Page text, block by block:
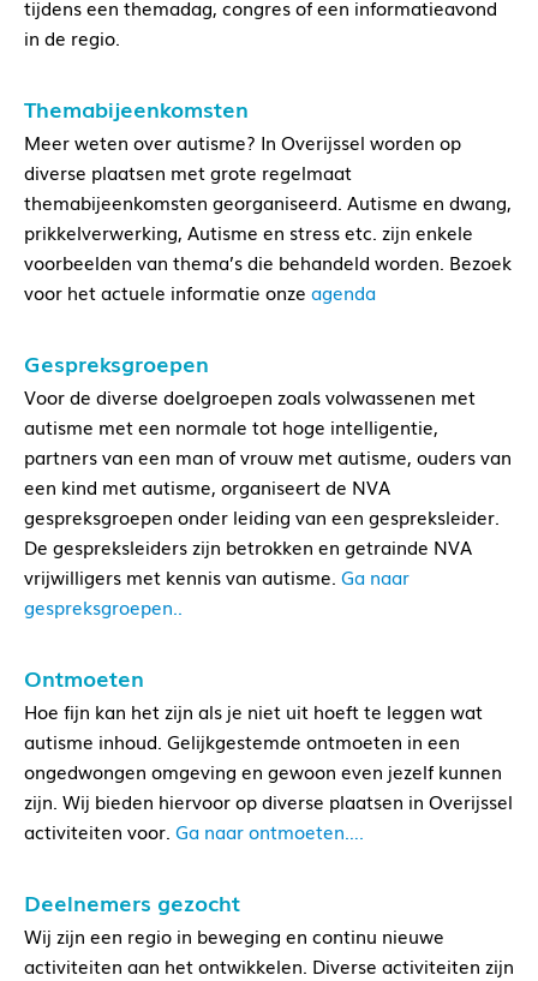
tijdens een themadag, congres of een informatieavond
in de regio.
Themabijeenkomsten
Meer weten over autisme? In Overijssel worden op
diverse plaatsen met grote regelmaat
themabijeenkomsten georganiseerd. Autisme en dwang,
prikkelverwerking, Autisme en stress etc. zijn enkele
voorbeelden van thema’s die behandeld worden. Bezoek
voor het actuele informatie onze agenda
Gespreksgroepen
Voor de diverse doelgroepen zoals volwassenen met
autisme met een normale tot hoge intelligentie,
partners van een man of vrouw met autisme, ouders van
een kind met autisme, organiseert de NVA
gespreksgroepen onder leiding van een gespreksleider.
De gespreksleiders zijn betrokken en getrainde NVA
vrijwilligers met kennis van autisme. Ga naar
gespreksgroepen..
Ontmoeten
Hoe fijn kan het zijn als je niet uit hoeft te leggen wat
autisme inhoud. Gelijkgestemde ontmoeten in een
ongedwongen omgeving en gewoon even jezelf kunnen
zijn. Wij bieden hiervoor op diverse plaatsen in Overijssel
activiteiten voor. Ga naar ontmoeten….
Deelnemers gezocht
Wij zijn een regio in beweging en continu nieuwe
activiteiten aan het ontwikkelen. Diverse activiteiten zijn